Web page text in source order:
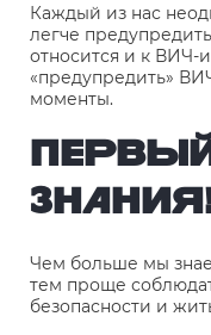
Каждый из нас
легче
относится и к
«предупредить»
моменты.
Чем больше мы
тем проще
безопасности и